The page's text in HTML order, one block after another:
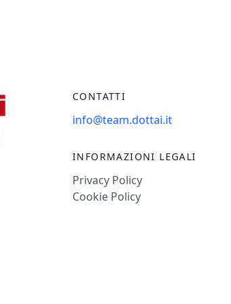
CONTATTI
info@team.dottai.it
INFORMAZIONI LEGALI
Privacy Policy
Cookie Policy